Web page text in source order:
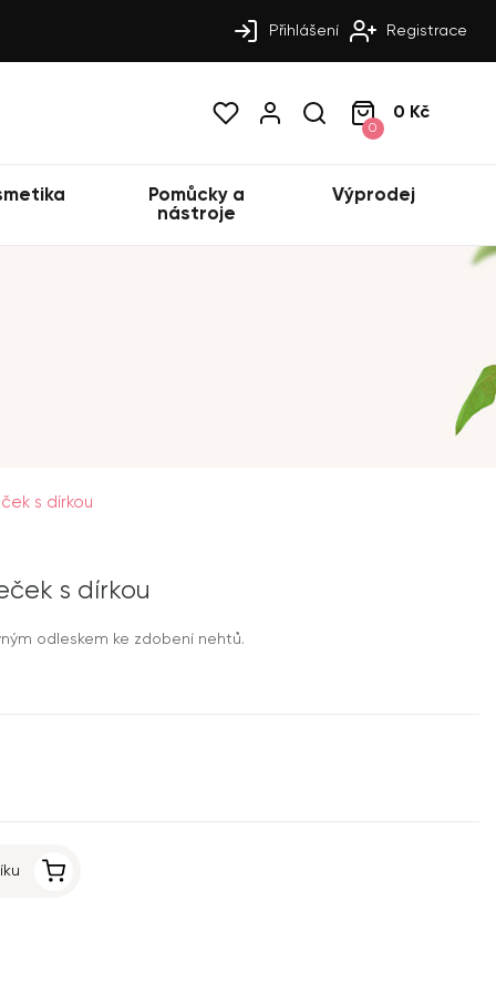
Přihlášení Registrace
0
0 Kč
Pomůcky a
nástroje
Výprodej
s dírkou
s dírkou
odleskem ke zdobení nehtů.